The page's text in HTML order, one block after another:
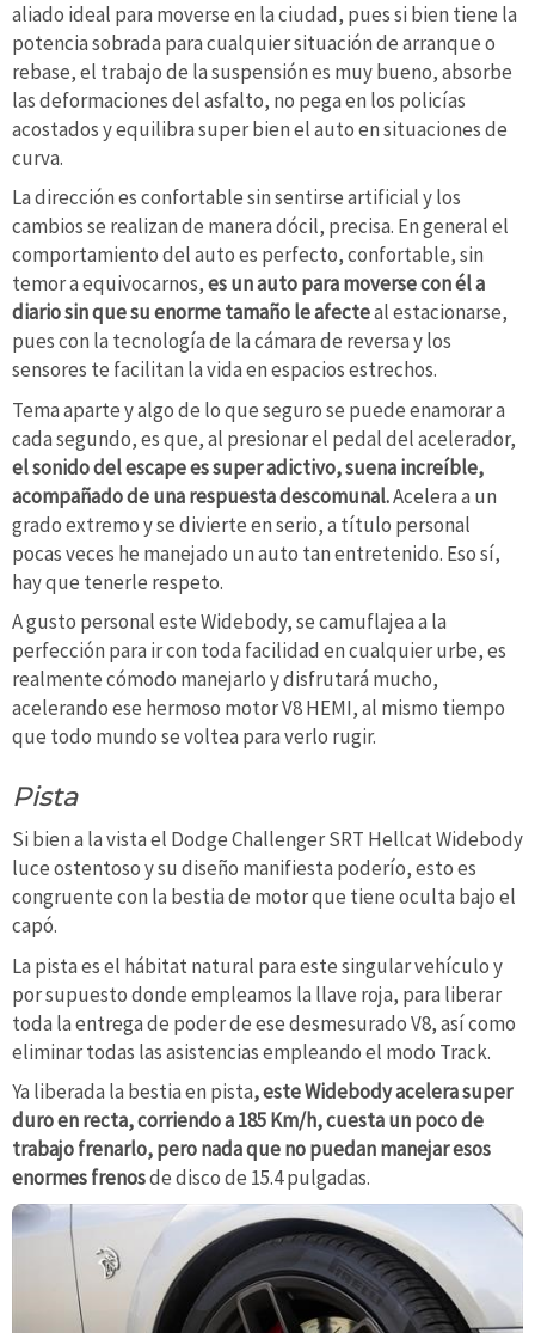
aliado ideal para moverse en la ciudad, pues si bien tiene la
potencia sobrada para cualquier situación de arranque o
rebase, el trabajo de la suspensión es muy bueno, absorbe
las deformaciones del asfalto, no pega en los policías
acostados y equilibra super bien el auto en situaciones de
curva.
La dirección es confortable sin sentirse artificial y los
cambios se realizan de manera dócil, precisa. En general el
comportamiento del auto es perfecto, confortable, sin
temor a equivocarnos,es un auto para moverse con él a
diario sin que su enorme tamaño le afecteal estacionarse,
pues con la tecnología de la cámara de reversa y los
sensores te facilitan la vida en espacios estrechos.
Tema aparte y algo de lo que seguro se puede enamorar a
cada segundo, es que, al presionar el pedal del acelerador,
el sonido del escape es super adictivo, suena increíble,
acompañado de una respuesta descomunal.Acelera a un
grado extremo y se divierte en serio, a título personal
pocas veces he manejado un auto tan entretenido. Eso sí,
hay que tenerle respeto.
A gusto personal este Widebody, se camuflajea a la
perfección para ir con toda facilidad en cualquier urbe, es
realmente cómodo manejarlo y disfrutará mucho,
acelerando ese hermoso motor V8 HEMI, al mismo tiempo
que todo mundo se voltea para verlo rugir.
Pista
Si bien a la vista el Dodge Challenger SRT Hellcat Widebody
luce ostentoso y su diseño manifiesta poderío, esto es
congruente con la bestia de motor que tiene oculta bajo el
capó.
La pista es el hábitat natural para este singular vehículo y
por supuesto donde empleamos la llave roja, para liberar
toda la entrega de poder de ese desmesurado V8, así como
eliminar todas las asistencias empleando el modo Track.
Ya liberada la bestia en pista, este Widebody acelera super
duro en recta, corriendo a 185 Km/h, cuesta un poco de
trabajo frenarlo, pero nada que no puedan manejar esos
enormes frenosde disco de 15.4 pulgadas.